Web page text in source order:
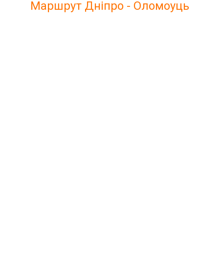
Маршрут Дніпро - Оломоуць